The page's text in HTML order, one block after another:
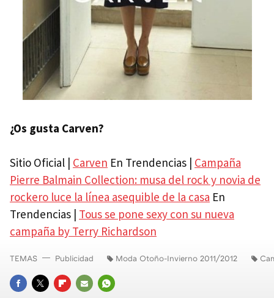
¿Os gusta Carven?
Sitio Oficial | Carven En Trendencias | Campaña
Pierre Balmain Collection: musa del rock y novia de
rockero luce la línea asequible de la casa En
Trendencias | Tous se pone sexy con su nueva
campaña by Terry Richardson
TEMAS Publicidad Moda Otoño-Invierno 2011/2012